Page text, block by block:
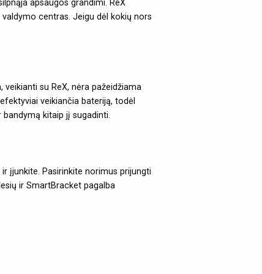
apsaugos grandimi. ReX
centras. Jeigu dėl kokių nors
su ReX, nėra pažeidžiama
veikiančia bateriją, todėl
kitaip jį sugadinti.
įjunkite. Pasirinkite norimus prijungti
ir SmartBracket pagalba